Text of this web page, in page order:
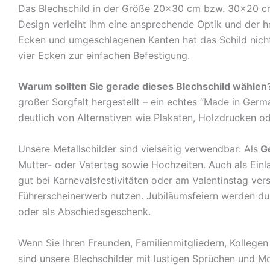
Das Blechschild in der Größe 20×30 cm bzw. 30×20
Design verleiht ihm eine ansprechende Optik und der
Ecken und umgeschlagenen Kanten hat das Schild
vier Ecken zur einfachen Befestigung.
Warum sollten Sie gerade dieses Blechschild
großer Sorgfalt hergestellt – ein echtes “Made in
deutlich von Alternativen wie Plakaten, Holzdrucken
Unsere Metallschilder sind vielseitig verwendbar: Als
Mutter- oder Vatertag sowie Hochzeiten. Auch als
gut bei Karnevalsfestivitäten oder am Valentinstag
Führerscheinerwerb nutzen. Jubiläumsfeiern werden
oder als Abschiedsgeschenk.
Wenn Sie Ihren Freunden, Familienmitgliedern,
sind unsere Blechschilder mit lustigen Sprüchen und